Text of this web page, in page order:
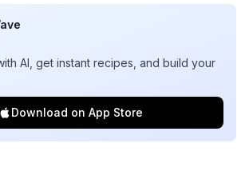
AI, get instant recipes, and build your
Download on App Store